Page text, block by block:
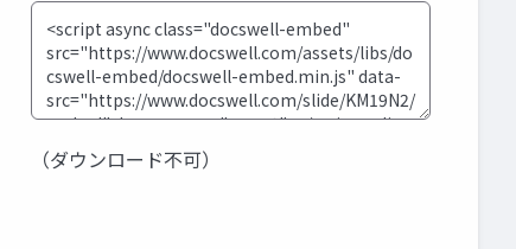
（ダウンロード不可）